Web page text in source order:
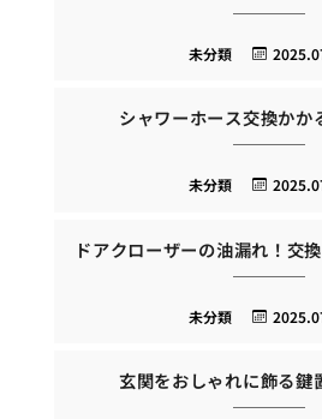
未分類
シャワーホース交換かか
未分類
ドアクローザーの油漏れ！交
未分類
玄関をおしゃれに飾る鍵